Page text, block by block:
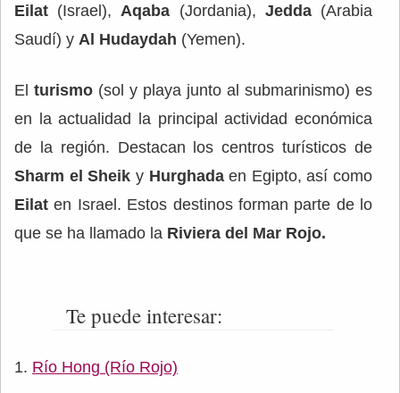
Eilat (Israel), Aqaba (Jordania), Jedda(Arabia
Saudí) y Al Hudaydah (Yemen).
El turismo (sol y playa junto al submarinismo) es
en la actualidad la principal actividad económica
de la región. Destacan los centros turísticos de
Sharm el Sheik yHurghadaen Egipto, así como
Eilat en Israel. Estos destinos forman parte de lo
que se ha llamado la Riviera del Mar Rojo.
Te puede interesar:
Río Hong (Río Rojo)